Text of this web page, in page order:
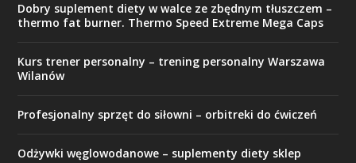
Dobry suplement diety w walce ze zbędnym tłuszczem –
thermo fat burner. Thermo Speed Extreme Mega Caps
Kurs trener personalny – trening personalny Warszawa
Wilanów
Profesjonalny sprzęt do siłowni – orbitreki do ćwiczeń
Odżywki węglowodanowe – suplementy diety sklep